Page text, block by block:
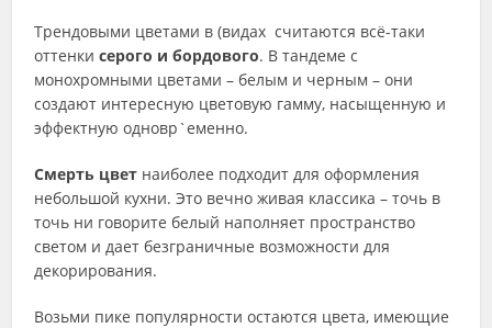
Трендовыми цветами в (видах считаются всё-таки
оттенкисерого и бордового. В тандеме с
монохромными цветами – белым и черным – они
создают интересную цветовую гамму, насыщенную и
эффектную одновр`еменно.
Смерть цвет наиболее подходит для оформления
небольшой кухни. Это вечно живая классика – точь в
точь ни говорите белый наполняет пространство
светом и дает безграничные возможности для
декорирования.
Возьми пике популярности остаются цвета, имеющие